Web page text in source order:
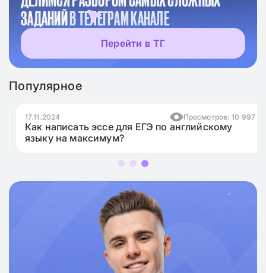
ЗАДАНИЙВ ТЕЛЕГРАМ КАНАЛЕ
Перейти в ТГ
Популярное
17.11.2024 Просмотров: 10 997
Как написать эссе для ЕГЭ по английскому
языку на максимум?